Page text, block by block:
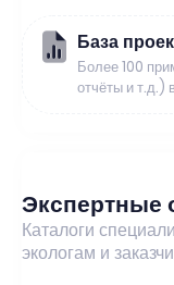
База
Более 100
отчёты и т.д.)
Экспертные
Каталоги
экологам и